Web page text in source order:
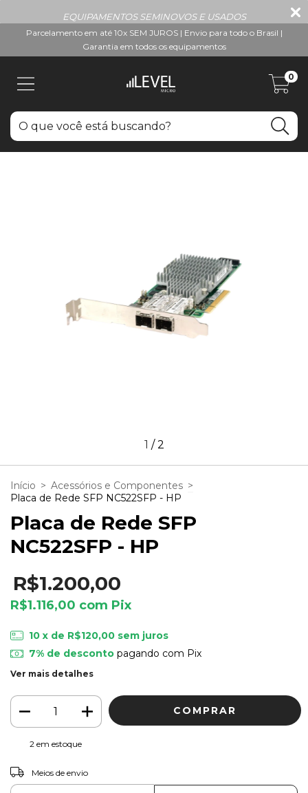
EQUIPAMENTOS SEMINOVOS E USADOS
Parcelamento em até 10x SEM JUROS | Envio para todo o Brasil |
Garantia em todos os equipamentos
0
1 /2
Início > Acessórios e Componentes >
Placa de Rede SFP NC522SFP - HP
Placa de Rede SFP
NC522SFP - HP
R$1.200,00
R$1.116,00 com Pix
10 x de R$120,00 sem juros
7% de descontopagando com Pix
Ver mais detalhes
2 em estoque
Entregas para o CEP:
Meios de envio